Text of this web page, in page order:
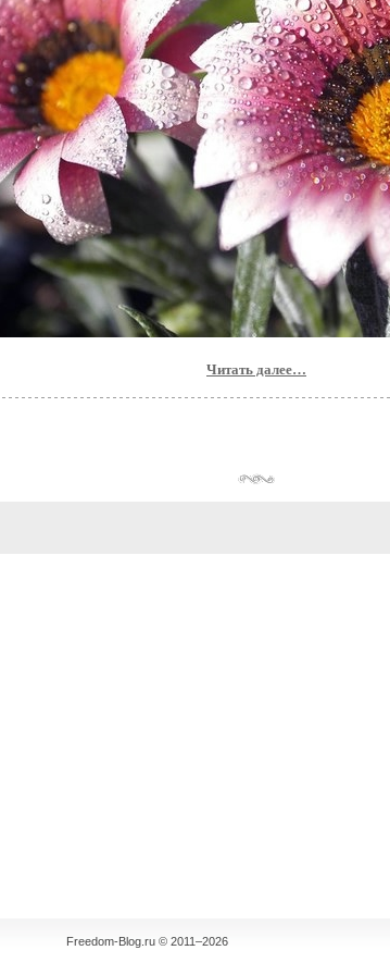
Читать далее…
Freedom-Blog.ru © 2011–2026